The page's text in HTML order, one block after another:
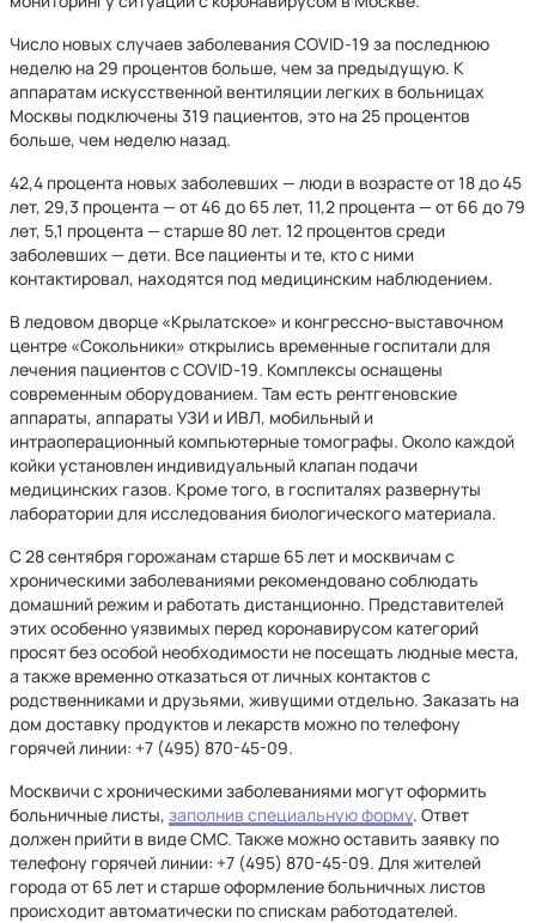
Число новых случаев заболевания COVID-19 за последнюю
неделю на 29 процентов больше, чем за предыдущую. К
аппаратам искусственной вентиляции легких в больницах
Москвы подключены 319 пациентов, это на 25 процентов
больше, чем неделю назад.
42,4 процента новых заболевших — люди в возрасте от 18 до 45
лет, 29,3 процента — от 46 до 65 лет, 11,2 процента — от 66 до 79
лет, 5,1 процента — старше 80 лет. 12 процентов среди
заболевших — дети. Все пациенты и те, кто с ними
контактировал, находятся под медицинским наблюдением.
В ледовом дворце «Крылатское» и конгрессно-выставочном
центре «Сокольники» открылись временные госпитали для
лечения пациентов с COVID-19. Комплексы оснащены
современным оборудованием. Там есть рентгеновские
аппараты, аппараты УЗИ и ИВЛ, мобильный и
интраоперационный компьютерные томографы. Около каждой
койки установлен индивидуальный клапан подачи
медицинских газов. Кроме того, в госпиталях развернуты
лаборатории для исследования биологического материала.
С 28 сентября горожанам старше 65 лет и москвичам с
хроническими заболеваниями рекомендовано соблюдать
домашний режим и работать дистанционно. Представителей
этих особенно уязвимых перед коронавирусом категорий
просят без особой необходимости не посещать людные места,
а также временно отказаться от личных контактов с
родственниками и друзьями, живущими отдельно. Заказать на
дом доставку продуктов и лекарств можно по телефону
горячей линии: +7 (495) 870-45-09.
Москвичи с хроническими заболеваниями могут оформить
больничные листы, заполнив специальную форму. Ответ
должен прийти в виде СМС. Также можно оставить заявку по
телефону горячей линии: +7 (495) 870-45-09. Для жителей
города от 65 лет и старше оформление больничных листов
происходит автоматически по спискам работодателей.